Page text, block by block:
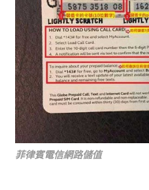
菲律賓電信網路儲值